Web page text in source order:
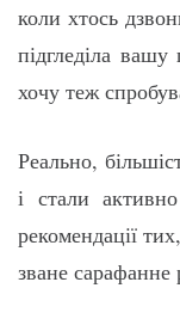
коли хтось
підгледіла
хочу теж
Реально,
і стали
рекомендації
зване